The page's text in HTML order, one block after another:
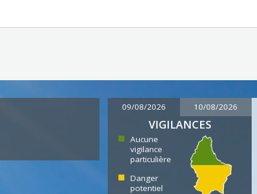
09/08/2026 10/08/2026
VIGILANCES
Aucune
vigilance
particulière
Danger
potentiel